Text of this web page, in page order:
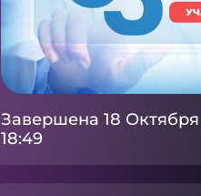
Завершена 18 Октября
18:49